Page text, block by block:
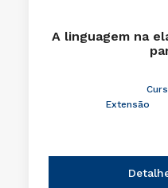
A linguagem na
Extensão